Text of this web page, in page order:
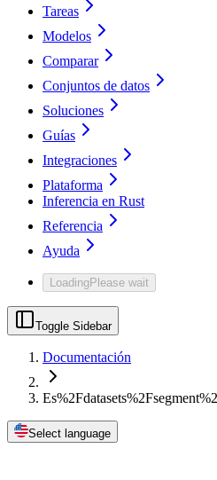
Tareas
Modelos
Comparar
Conjuntos de datos
Soluciones
Guías
Integraciones
Plataforma
Inferencia en Rust
Referencia
Ayuda
LoadingPlease wait
Toggle Sidebar
Documentación
Select language